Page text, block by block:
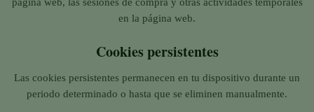
en la página web.
Cookies persistentes
Las cookies persistentes permanecen en tu dispositivo durante un
periodo determinado o hasta que se eliminen manualmente.